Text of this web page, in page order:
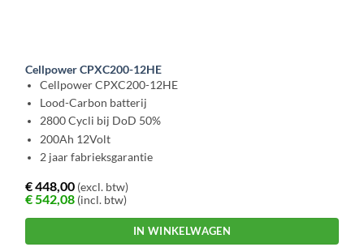
Cellpower CPXC200-12HE
Cellpower CPXC200-12HE
Lood-Carbon batterij
2800 Cycli bij DoD 50%
200Ah 12Volt
2 jaar fabrieksgarantie
€448,00 (excl. btw)
€542,08 (incl. btw)
IN WINKELWAGEN